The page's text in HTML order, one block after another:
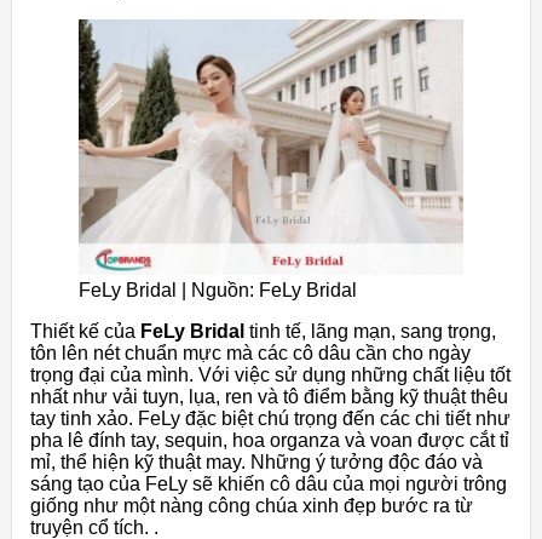
FeLy Bridal | Nguồn: FeLy Bridal
Thiết kế của FeLy Bridal tinh tế, lãng mạn, sang trọng,
tôn lên nét chuẩn mực mà các cô dâu cần cho ngày
trọng đại của mình. Với việc sử dụng những chất liệu tốt
nhất như vải tuyn, lụa, ren và tô điểm bằng kỹ thuật thêu
tay tinh xảo. FeLy đặc biệt chú trọng đến các chi tiết như
pha lê đính tay, sequin, hoa organza và voan được cắt tỉ
mỉ, thể hiện kỹ thuật may. Những ý tưởng độc đáo và
sáng tạo của FeLy sẽ khiến cô dâu của mọi người trông
giống như một nàng công chúa xinh đẹp bước ra từ
truyện cổ tích. .